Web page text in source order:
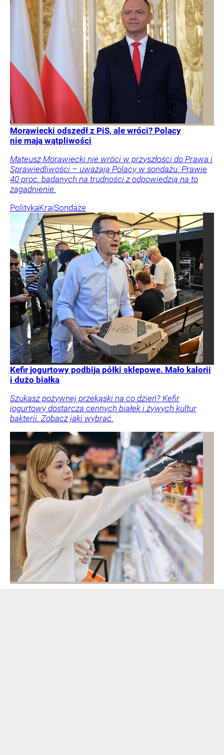
Morawiecki odszedł z PiS, ale wróci? Polacy
nie mają wątpliwości
Mateusz Morawiecki nie wróci w przyszłości do Prawa i
Sprawiedliwości – uważają Polacy w sondażu. Prawie
40 proc. badanych na trudności z odpowiedzią na to
zagadnienie.
PolitykaKrajSondaże
Kefir jogurtowy podbija półki sklepowe. Mało kalorii
i dużo białka
Szukasz pożywnej przekąski na co dzień? Kefir
jogurtowy dostarcza cennych białek i żywych kultur
bakterii. Zobacz jaki wybrać.